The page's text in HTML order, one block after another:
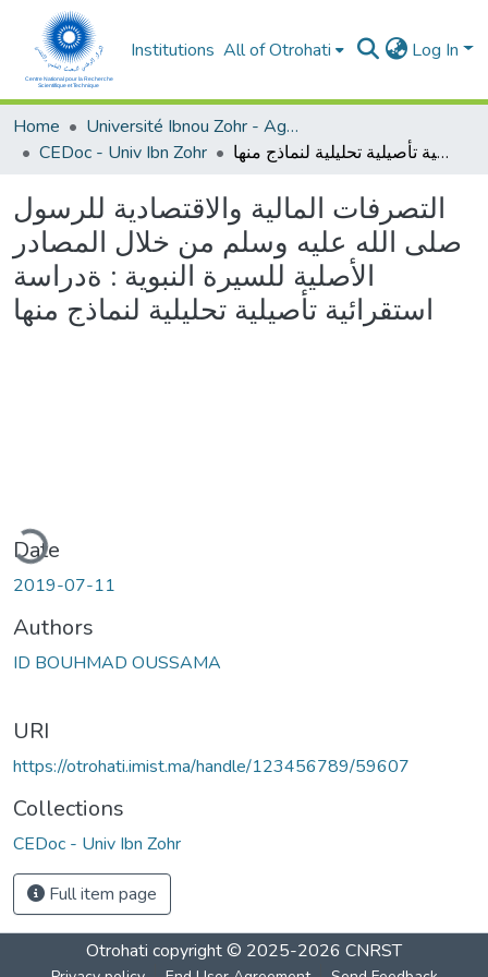
Institutions All of Otrohati Log In
Home
Université Ibnou Zohr - Agadir
CEDoc - Univ Ibn Zohr
التصرفات المالية والاقتصادية للرسول صلى الله عليه وسلم من خلال المصادر الأصلية للسيرة النبوية : ةدراسة استقرائية تأصيلية تحليلية لنماذج منها
التصرفات المالية والاقتصادية للرسول
صلى الله عليه وسلم من خلال المصادر
الأصلية للسيرة النبوية : ةدراسة
استقرائية تأصيلية تحليلية لنماذج منها
Date
2019-07-11
Authors
ID BOUHMAD OUSSAMA
URI
https://otrohati.imist.ma/handle/123456789/59607
Collections
CEDoc - Univ Ibn Zohr
Full item page
Otrohati copyright © 2025-2026 CNRST